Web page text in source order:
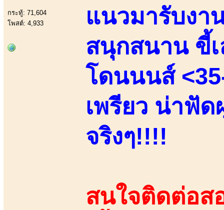
กระทู้: 71,604
โพสต์: 4,933
แนวมารับงา
สนุกสนาน ขี้
โดนนนส์
เพรียว น่าฟัด
จริงๆ!!!!
สนใจติดต่อส